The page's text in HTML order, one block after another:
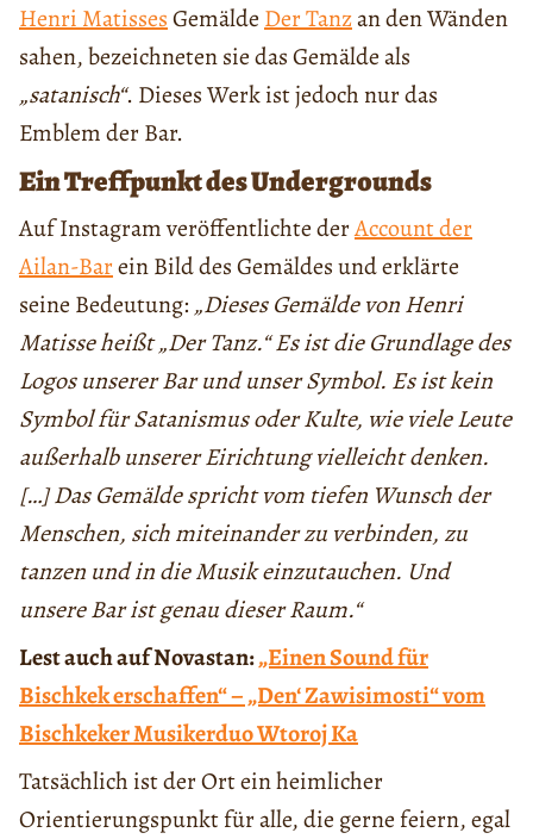
Henri MatissesGemälde Der Tanzan den Wänden
sahen, bezeichneten sie das Gemälde als
„satanisch“. Dieses Werk ist jedoch nur das
Emblem der Bar.
Ein Treffpunkt des Undergrounds
Auf Instagram veröffentlichte derAccount der
Ailan-Barein Bild des Gemäldes und erklärte
seine Bedeutung: „Dieses Gemälde von Henri
Matisse heißt „Der Tanz.“ Es ist die Grundlage des
Logos unserer Bar und unser Symbol. Es ist kein
Symbol für Satanismus oder Kulte, wie viele Leute
außerhalb unserer Eirichtung vielleicht denken.
[…] Das Gemälde spricht vom tiefen Wunsch der
Menschen, sich miteinander zu verbinden, zu
tanzen und in die Musik einzutauchen. Und
unsere Bar ist genau dieser Raum.“
Lest auch auf Novastan:„Einen Sound für
Bischkek erschaffen“ – „Den‘ Zawisimosti“ vom
Bischkeker Musikerduo Wtoroj Ka
Tatsächlich ist der Ort ein heimlicher
Orientierungspunkt für alle, die gerne feiern, egal